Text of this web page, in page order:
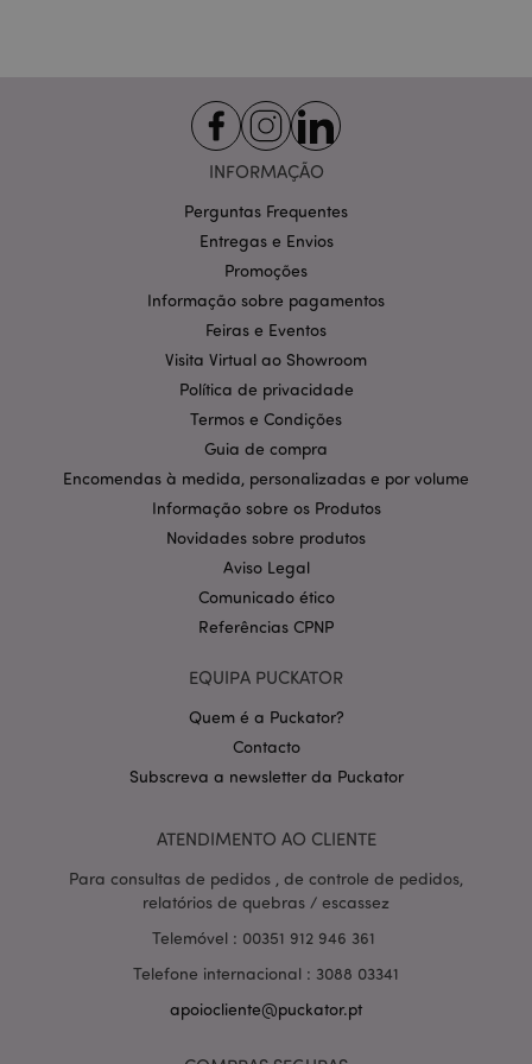
INFORMAÇÃO
Perguntas Frequentes
Entregas e Envios
Promoções
Informação sobre pagamentos
Feiras e Eventos
Visita Virtual ao Showroom
Política de privacidade
Termos e Condições
Guia de compra
Encomendas à medida, personalizadas e por volume
Informação sobre os Produtos
Novidades sobre produtos
Aviso Legal
Comunicado ético
Referências CPNP
EQUIPA PUCKATOR
Quem é a Puckator?
Contacto
Subscreva a newsletter da Puckator
ATENDIMENTO AO CLIENTE
Para consultas de pedidos , de controle de pedidos,
relatórios de quebras / escassez
Telemóvel : 00351 912 946 361
Telefone internacional : 3088 03341
apoiocliente@puckator.pt
de utilizador e gestão de conta. O sítio web não
pode ser utilizado correctamente sem os cookies
estritamente necessários.
CookieScriptConsent
mage-cache-storage-section-
Adobe Inc.
Política de Privacidade da